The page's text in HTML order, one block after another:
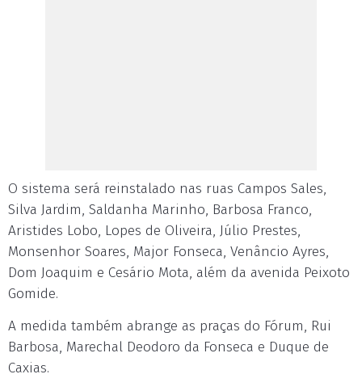
O sistema será reinstalado nas ruas Campos Sales,
Silva Jardim, Saldanha Marinho, Barbosa Franco,
Aristides Lobo, Lopes de Oliveira, Júlio Prestes,
Monsenhor Soares, Major Fonseca, Venâncio Ayres,
Dom Joaquim e Cesário Mota, além da avenida Peixoto
Gomide.
A medida também abrange as praças do Fórum, Rui
Barbosa, Marechal Deodoro da Fonseca e Duque de
Caxias.